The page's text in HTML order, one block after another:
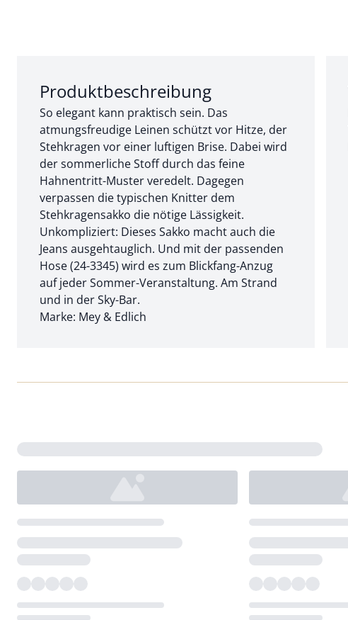
Abschnitt 1 von 3:
Produktbeschreibung
So elegant kann praktisch sein. Das
atmungsfreudige Leinen schützt vor Hitze, der
Stehkragen vor einer luftigen Brise. Dabei wird
der sommerliche Stoff durch das feine
Hahnentritt-Muster veredelt. Dagegen
verpassen die typischen Knitter dem
Stehkragensakko die nötige Lässigkeit.
Unkompliziert: Dieses Sakko macht auch die
Jeans ausgehtauglich. Und mit der passenden
Hose (24-3345) wird es zum Blickfang-Anzug
auf jeder Sommer-Veranstaltung. Am Strand
und in der Sky-Bar.
Marke: Mey & Edlich